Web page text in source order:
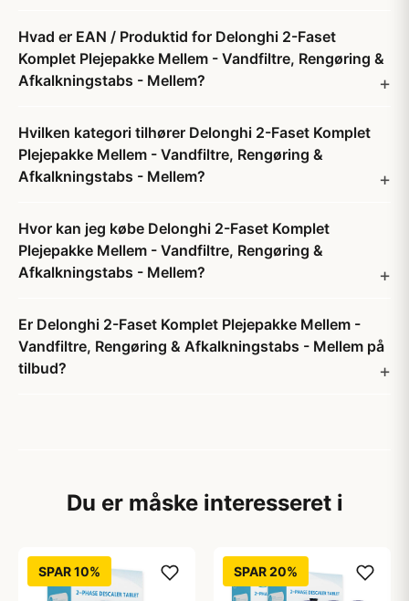
Hvad er EAN / Produktid for Delonghi 2-Faset
Komplet Plejepakke Mellem - Vandfiltre, Rengøring &
Afkalkningstabs - Mellem?
Hvilken kategori tilhører Delonghi 2-Faset Komplet
Plejepakke Mellem - Vandfiltre, Rengøring &
Afkalkningstabs - Mellem?
Hvor kan jeg købe Delonghi 2-Faset Komplet
Plejepakke Mellem - Vandfiltre, Rengøring &
Afkalkningstabs - Mellem?
Er Delonghi 2-Faset Komplet Plejepakke Mellem -
Vandfiltre, Rengøring & Afkalkningstabs - Mellem på
tilbud?
Du er måske interesseret i
SPAR 10% SPAR 20%